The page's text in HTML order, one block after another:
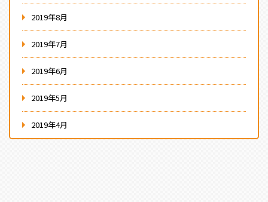
2019年8月
2019年7月
2019年6月
2019年5月
2019年4月